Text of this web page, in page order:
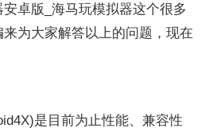
卓版_海马玩模拟器这个很多
为大家解答以上的问题，现在
是目前为止性能、兼容性